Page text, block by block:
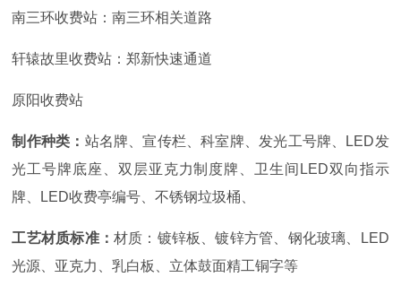
南三环收费站：南三环相关道路
轩辕故里收费站：郑新快速通道
原阳收费站
制作种类： 站名牌、宣传栏、科室牌、发光工号牌、
LED发
光工号牌底座、双层亚克力制度牌、卫生间LED双向指示
牌、LED收费亭编号、不锈钢垃圾桶、
工艺材质标准： 材质：镀锌板、镀锌方管、钢化玻璃、
LED
光源、亚克力、乳白板、立体鼓面精工铜字等